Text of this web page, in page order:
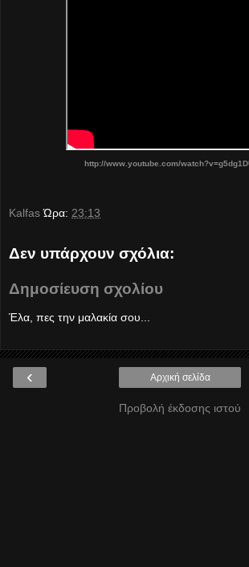
http://www.youtube.com/
Kalfas Ώρα: 23:13
Δεν υπάρχουν σχόλια:
Δημοσίευση σχολίου
Έλα, πες την μαλακία σου...
‹ Αρχική σελίδα
Προβολή έκδοσης ιστού